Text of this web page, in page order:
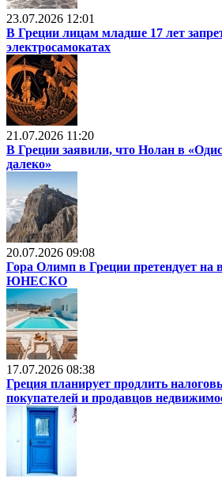
23.07.2026 12:01
В Греции лицам младше 17 лет
электросамокатах
21.07.2026 11:20
В Греции заявили, что Нолан в
далеко»
20.07.2026 09:08
Гора Олимп в Греции претендует на
ЮНЕСКО
17.07.2026 08:38
Греция планирует продлить
покупателей и продавцов